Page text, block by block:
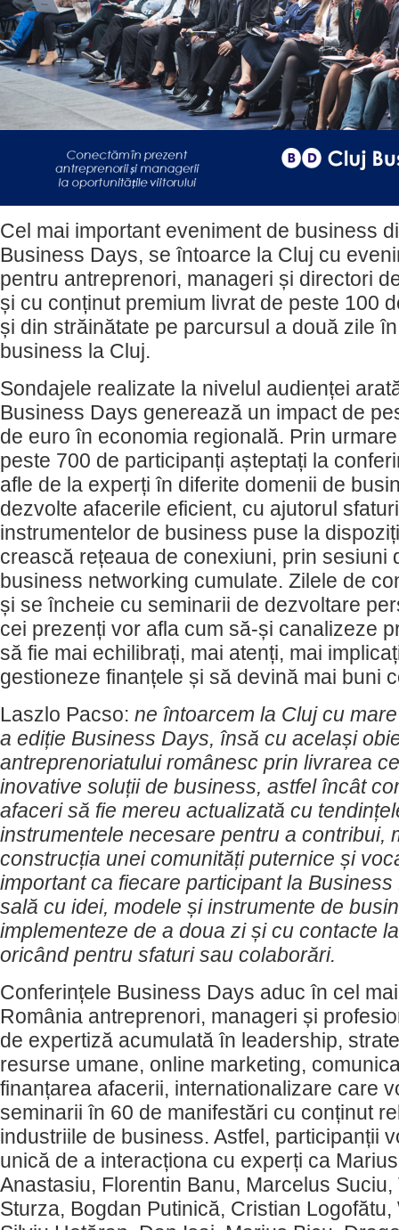
Cel mai important eveniment de business
Business Days, se întoarce la Cluj cu
pentru antreprenori, manageri și directori
și cu conținut premium livrat de peste 100
și din străinătate pe parcursul a două zile
business la Cluj.
Sondajele realizate la nivelul audienței
Business Days generează un impact de
de euro în economia regională. Prin
peste 700 de participanți așteptați la
afle de la experți în diferite domenii de
dezvolte afacerile eficient, cu ajutorul
instrumentelor de business puse la
crească rețeaua de conexiuni, prin sesiuni
business networking cumulate. Zilele de
și se încheie cu seminarii de dezvoltare
cei prezenți vor afla cum să-și canalizeze
să fie mai echilibrați, mai atenți, mai
gestioneze finanțele și să devină mai buni
Laszlo Pacso: ne întoarcem la Cluj cu
a ediție Business Days, însă cu același
antreprenoriatului românesc prin livrarea
inovative soluții de business, astfel încât
afaceri să fie mereu actualizată cu
instrumentele necesare pentru a contribui,
construcția unei comunități puternice și
important ca fiecare participant la
sală cu idei, modele și instrumente de
implementeze de a doua zi și cu contacte
oricând pentru sfaturi sau colaborări.
Conferințele Business Days aduc în cel
România antreprenori, manageri și
de expertiză acumulată în leadership,
resurse umane, online marketing,
finanțarea afacerii, internationalizare care
seminarii în 60 de manifestări cu conținut
industriile de business. Astfel, participanții
unică de a interacționa cu experți ca
Anastasiu, Florentin Banu, Marcelus
Sturza, Bogdan Putinică, Cristian